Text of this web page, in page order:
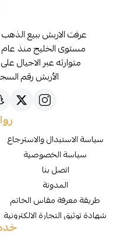
عرفت الاربش ببيع
متوارثه عبر
الأربش رقم السجل
سياسة الاستبدال والاسترجاع
سياسة الخصوصية
اتصل بنا
المدونة
طريقة معرفة مقاس الخاتم
شهادة توثيق التجارة الالكترونية